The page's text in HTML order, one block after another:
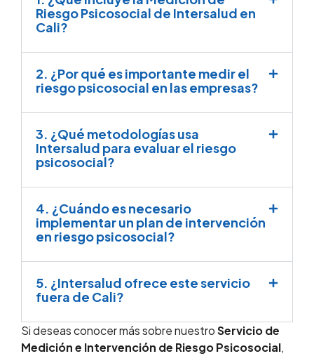
Riesgo Psicosocial de Intersalud en
Cali?
2. ¿Por qué es importante medir el
riesgo psicosocial en las empresas?
3. ¿Qué metodologías usa
Intersalud para evaluar el riesgo
psicosocial?
4. ¿Cuándo es necesario
implementar un plan de intervención
en riesgo psicosocial?
5. ¿Intersalud ofrece este servicio
fuera de Cali?
Si deseas conocer más sobre nuestroServicio de
Medición e Intervención de Riesgo Psicosocial,